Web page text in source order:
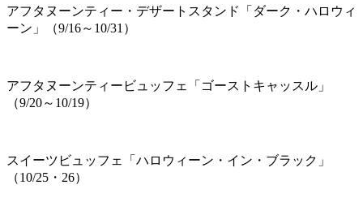
アフタヌーンティー・デザートスタンド「ダーク・ハロウィ
ーン」（9/16～10/31）
アフタヌーンティービュッフェ「ゴーストキャッスル」
（9/20～10/19）
スイーツビュッフェ「ハロウィーン・イン・ブラック」
（10/25・26）